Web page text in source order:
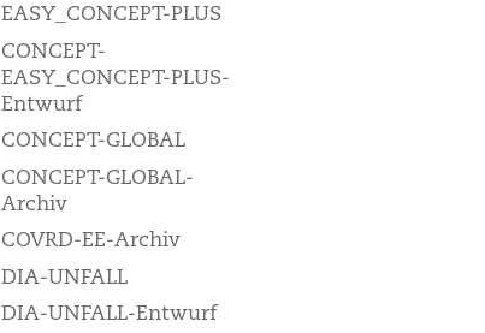
EASY_CONCEPT-PLUS
CONCEPT-
EASY_CONCEPT-PLUS-
Entwurf
CONCEPT-GLOBAL
CONCEPT-GLOBAL-
Archiv
COVRD-EE-Archiv
DIA-UNFALL
DIA-UNFALL-Entwurf